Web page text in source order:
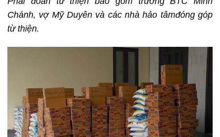
Chánh, vợ Mỹ Duyên và các nhà hảo tâmđóng góp
từ thiện.